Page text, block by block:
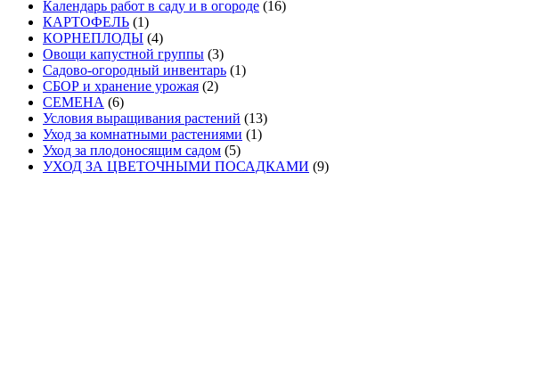
Календарь работ в саду и в огороде (16)
КАРТОФЕЛЬ (1)
КОРНЕПЛОДЫ (4)
Овощи капустной группы (3)
Садово-огородный инвентарь (1)
СБОР и хранение урожая (2)
СЕМЕНА (6)
Условия выращивания растений (13)
Уход за комнатными растениями (1)
Уход за плодоносящим садом (5)
УХОД ЗА ЦВЕТОЧНЫМИ ПОСАДКАМИ (9)